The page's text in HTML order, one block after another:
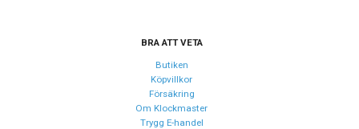
BRA ATT VETA
Butiken
Köpvillkor
Försäkring
Om Klockmaster
Trygg E-handel